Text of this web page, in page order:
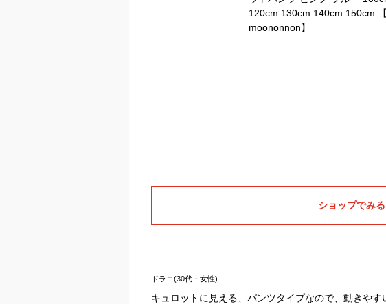
ショップでみる
ドラコ(30代・女性)
キュロットに見える、パンツタイプなので、動きや